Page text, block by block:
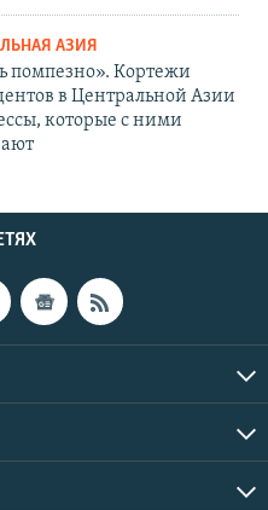
АЗИЯ
помпезно». Кортежи
в Центральной Азии
которые с ними